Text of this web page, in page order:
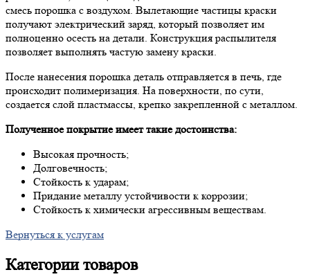
смесь порошка с воздухом. Вылетающие частицы краски
получают электрический заряд, который позволяет им
полноценно осесть на детали. Конструкция распылителя
позволяет выполнять частую замену краски.
После нанесения порошка деталь отправляется в печь, где
происходит полимеризация. На поверхности, по сути,
создается слой пластмассы, крепко закрепленной с металлом.
Полученное покрытие имеет такие достоинства:
Высокая прочность;
Долговечность;
Стойкость к ударам;
Придание металлу устойчивости к коррозии;
Стойкость к химически агрессивным веществам.
Вернуться к услугам
Категориитоваров